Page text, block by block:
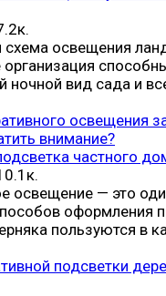
схема освещения
организация
ночной вид сада и
освещения
внимание?
освещение — это
оформления
пользуются в
подсветки